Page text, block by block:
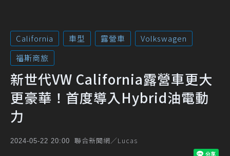
California 車型 露營車
Volkswagen
福斯商旅
新世代VW California露營車更大
更豪華！首度導入Hybrid油電動
力
2024-05-22 20:00 聯合新聞網／Lucas